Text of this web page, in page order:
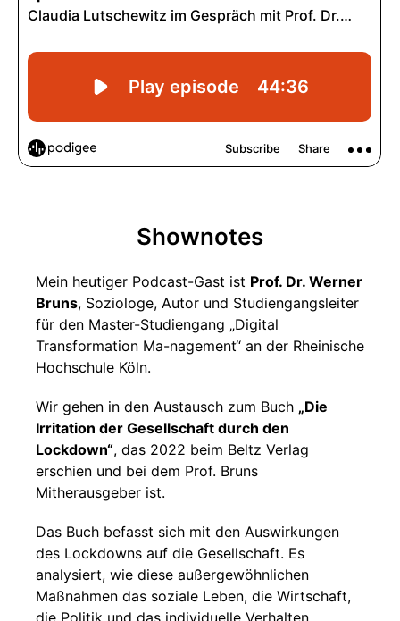
Shownotes
Mein heutiger Podcast-Gast ist Prof. Dr. Werner
Bruns, Soziologe, Autor und Studiengangsleiter
für den Master-Studiengang „Digital
Transformation Ma-nagement“ an der Rheinische
Hochschule Köln.
Wir gehen in den Austausch zum Buch „Die
Irritation der Gesellschaft durch den
Lockdown“, das 2022 beim Beltz Verlag
erschien und bei dem Prof. Bruns
Mitherausgeber ist.
Das Buch befasst sich mit den Auswirkungen
des Lockdowns auf die Gesellschaft. Es
analysiert, wie diese außergewöhnlichen
Maßnahmen das soziale Leben, die Wirtschaft,
die Politik und das individuelle Verhalten